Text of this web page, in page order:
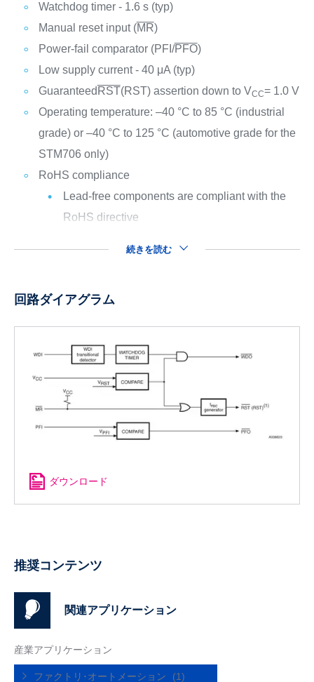
Watchdog timer - 1.6 s (typ)
Manual reset input (MR)
Power-fail comparator (PFI/PFO)
Low supply current - 40 μA (typ)
Guaranteed RST(RST) assertion down to VCC= 1.0 V
Operating temperature: –40 °C to 85 °C (industrial
grade) or –40 °C to 125 °C (automotive grade for the
STM706 only)
RoHS compliance
Lead-free components are compliant with the
RoHS directive
続きを読む
回路ダイアグラム
ダウンロード
推奨コンテンツ
関連アプリケーション
産業アプリケーション
ファクトリ･オートメーション (1)